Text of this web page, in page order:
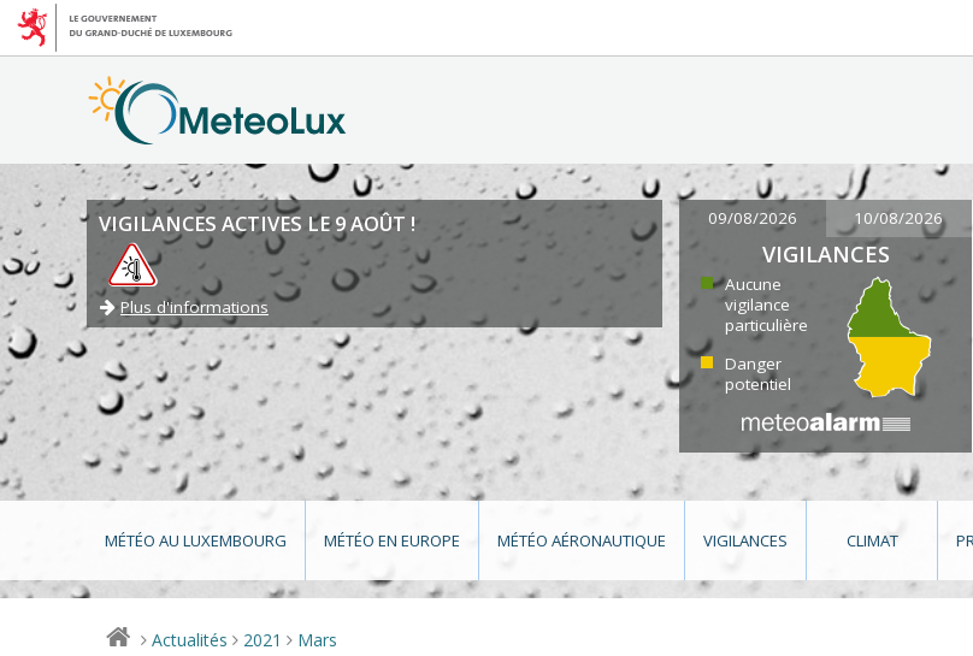
VIGILANCES ACTIVES LE 9 AOÛT !
Plus d'informations
09/08/2026 10/08/2026
VIGILANCES
Aucune
vigilance
particulière
Danger
potentiel
MÉTÉO AU LUXEMBOURG MÉTÉO EN EUROPE MÉTÉO AÉRONAUTIQUE VIGILANCES CLIMAT
> Actualités > 2021 > Mars